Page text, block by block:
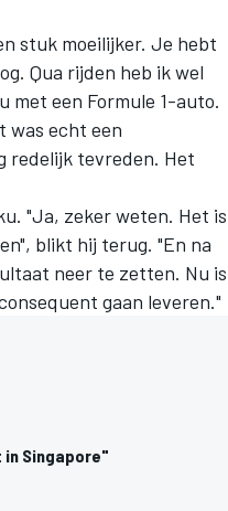
stuk moeilijker. Je hebt
Qua rijden heb ik wel
met een Formule 1-auto.
was echt een
redelijk tevreden. Het
"Ja, zeker weten. Het is
blikt hij terug. "En na
neer te zetten. Nu is
gaan leveren."
in Singapore"